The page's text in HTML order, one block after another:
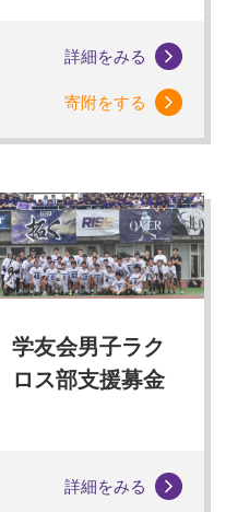
詳細をみる
寄附をする
学友会男子ラク
ロス部支援募金
詳細をみる